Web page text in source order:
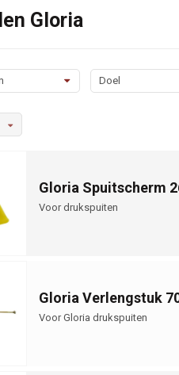
Gloria
Doel
Gloria Spuitscherm
Voor drukspuiten
Gloria Verlengstuk
Voor Gloria drukspuiten